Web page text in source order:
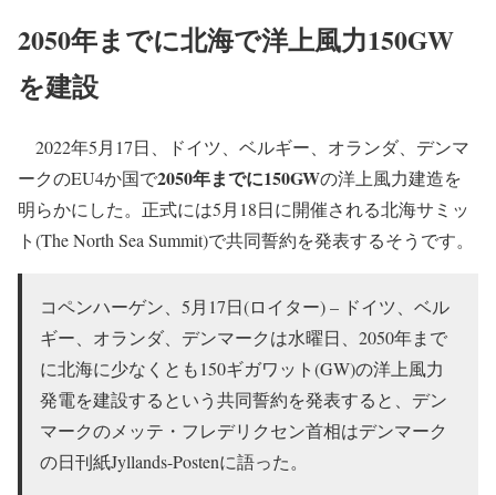
2050年までに北海で洋上風力150GW
を建設
2022年5月17日、ドイツ、ベルギー、オランダ、デンマ
ークのEU4か国で2050年までに150GWの洋上風力建造を
明らかにした。正式には5月18日に開催される北海サミッ
ト(The North Sea Summit)で共同誓約を発表するそうです。
コペンハーゲン、5月17日(ロイター) – ドイツ、ベル
ギー、オランダ、デンマークは水曜日、2050年まで
に北海に少なくとも150ギガワット(GW)の洋上風力
発電を建設するという共同誓約を発表すると、デン
マークのメッテ・フレデリクセン首相はデンマーク
の日刊紙Jyllands-Postenに語った。